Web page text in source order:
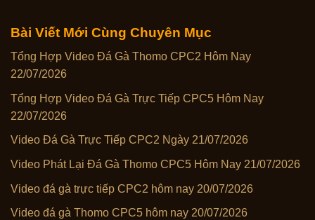
Bài Viết Mới Cùng Chuyên Mục
Tổng Hợp Video Đá Gà Thomo CPC2 Hôm Nay
22/07/2026
Tổng Hợp Video Đá Gà Trực Tiếp CPC5 Hôm Nay
22/07/2026
Video Đá Gà Trực Tiếp CPC2 Ngày 21/07/2026
Video Phát Lại Đá Gà Thomo CPC5 Hôm Nay 21/07/2026
Video đá gà trực tiếp CPC2 hôm nay 20/07/2026
Video đá gà Thomo CPC5 hôm nay 20/07/2026